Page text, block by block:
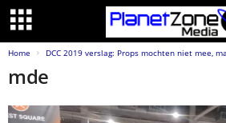
Home DCC 2019 verslag: Props mochten niet mee,
mde